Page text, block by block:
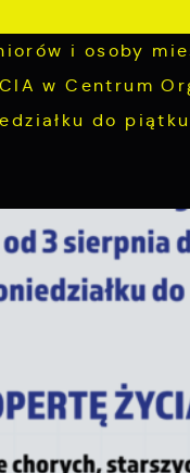
i osoby
w Centrum
do piątku